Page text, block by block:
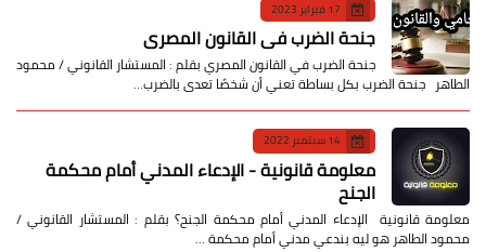
17 فبراير 2023
جنحة الضرب في القانون المصري
جنحة الضرب في القانون المصري بقلم : المستشار القانوني / محمود
الطاهر جنحة الضرب بكل بساطة تعني أن شخصًا تعدى بالضرب…
14 سبتمبر 2022
معلومة قانونية - الإدعاء المدني أمام محكمة
الجنح
معلومة قانونية الإدعاء المدني أمام محكمة الجنح؟ بقلم : المستشار القانوني /
محمود الطاهر هو ليه بندعي مدني أمام محكمة …